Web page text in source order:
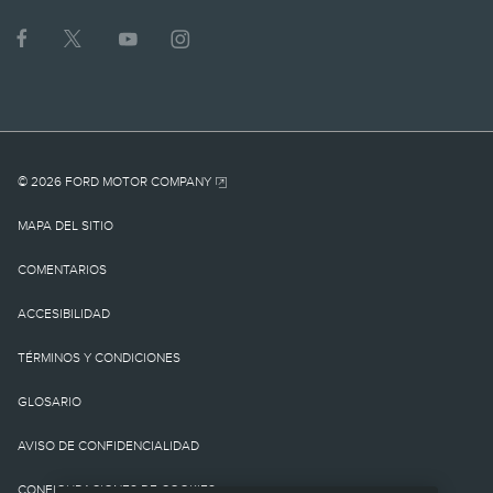
1.
cargo por
destino/entrega como
tampoco cargos o
impuestos
gubernamentales ni
cargos por
financiamiento, cargo de
procesamiento de la
© 2026 FORD MOTOR COMPANY
MAPA DEL SITIO
COMENTARIOS
ACCESIBILIDAD
TÉRMINOS Y CONDICIONES
GLOSARIO
AVISO DE CONFIDENCIALIDAD
CONFIGURACIONES DE COOKIES